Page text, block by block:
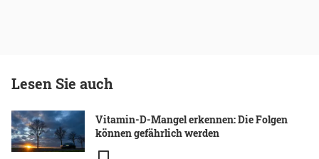
Lesen Sie auch
Vitamin-D-Mangel erkennen: Die Folgen
können gefährlich werden